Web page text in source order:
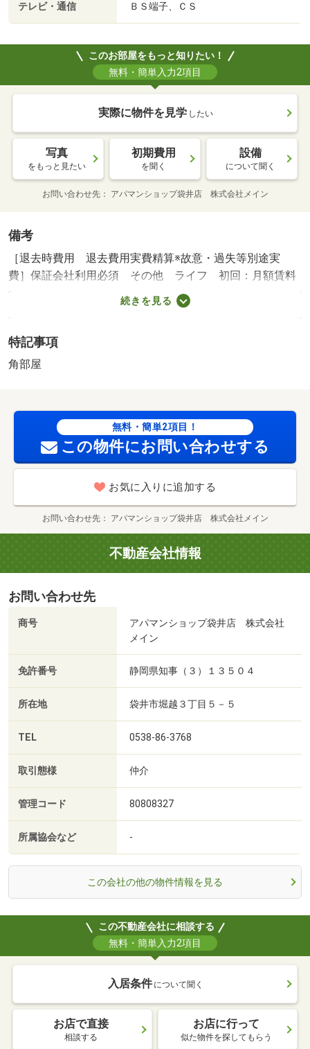
テレビ・通信 ＢＳ端子、ＣＳ
このお部屋をもっと知りたい！
無料・簡単入力2項目
実際に物件を見学 したい
写真
をもっと見たい
初期費用
を聞く
設備
について聞く
お問い合わせ先 アパマンショップ袋井店 株式会社メイン
備考
［退去時費用 退去費用実費精算※故意・過失等別途実
費］保証会社利用必須 その他 ライフ 初回：月額賃料
等×５０％ 月額：月額賃料等×１．５％ 袋井東小学校・
１８１１ｍ 袋井南中学校・１９２４ｍ コンビニ・３４
要のオンライン内覧や現地集合でのご案内も可能です★
★お部屋のご案内はアパマンショップ袋井店にお任せくだ
名：東海不動産公正取引協議会加盟
続きを見る
特記事項
角部屋
無料・簡単2項目！
この物件にお問い合わせする
お気に入りに追加する
お問い合わせ先 アパマンショップ袋井店 株式会社メイン
不動産会社情報
お問い合わせ先
商号
アパマンショップ袋井店 株式会社
メイン
免許番号 静岡県知事（３）１３５０４
所在地 袋井市堀越３丁目５－５
TEL 0538-86-3768
取引態様 仲介
管理コード 80808327
所属協会など -
この会社の他の物件情報を見る
この不動産会社に相談する
無料・簡単入力2項目
入居条件 について聞く
お店で直接
相談する
お店に行って
似た物件を探してもらう